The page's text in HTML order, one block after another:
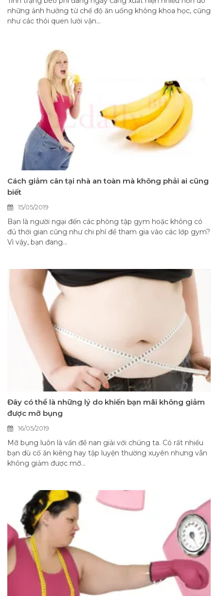
những ảnh hưởng từ chế độ ăn uống không khoa học, cũng
như các thói quen lười vận...
Cách giảm cân tại nhà an toàn mà không phải ai cũng
biết
15/05/2019
Bạn là người ngại đến các phòng tập gym hoặc không có
đủ thời gian cũng như chi phí để tham gia vào các lớp gym?
Vì vậy, bạn đang...
Đây có thể là những lý do khiến bạn mãi không giảm
được mỡ bụng
16/05/2019
Mỡ bụng luôn là vấn đề nan giải với chúng ta. Có rất nhiều
bạn dù cố ăn kiêng hay tập luyện thường xuyên nhưng vẫn
không giảm được mỡ...